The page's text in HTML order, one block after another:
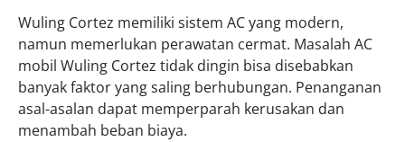
Wuling Cortez memiliki sistem AC yang modern,
namun memerlukan perawatan cermat. Masalah AC
mobil Wuling Cortez tidak dingin bisa disebabkan
banyak faktor yang saling berhubungan. Penanganan
asal-asalan dapat memperparah kerusakan dan
menambah beban biaya.